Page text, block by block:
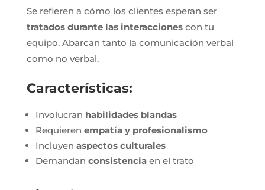
Se refieren a cómo los clientes esperan ser
tratados durante las interaccionescon tu
equipo. Abarcan tanto la comunicación verbal
como no verbal.
Características:
Involucran habilidades blandas
Requieren empatía y profesionalismo
Incluyen aspectos culturales
Demandan consistenciaen el trato